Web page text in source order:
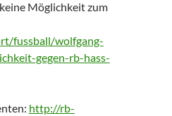
Möglichkeit zum
fussball/wolfgang-
gegen-rb-hass-
http://rb-